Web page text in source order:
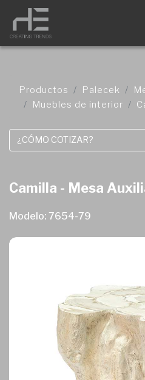
Productos Palecek
Muebles de interior
¿CÓMO COTIZAR?
Camilla - Mesa
Modelo: 7654-79